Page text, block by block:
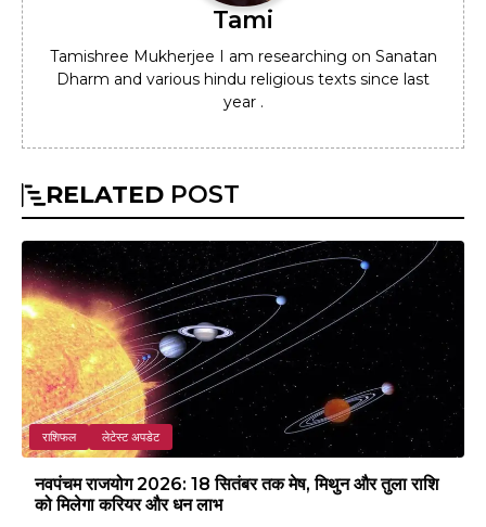
Tami
Tamishree Mukherjee I am researching on Sanatan
Dharm and various hindu religious texts since last
year .
RELATED POST
राशिफल लेटेस्ट अपडेट
नवपंचम राजयोग 2026: 18 सितंबर तक मेष, मिथुन और तुला राशि
को मिलेगा करियर और धन लाभ